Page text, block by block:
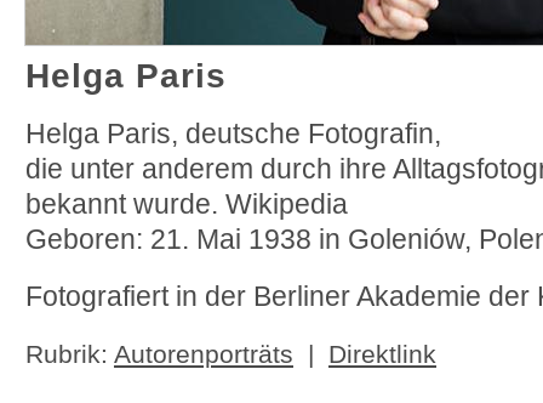
Helga Paris
Helga Paris, deutsche Fotografin,
die unter anderem durch ihre
bekannt wurde. Wikipedia
Geboren: 21. Mai 1938 in Goleniów,
Fotografiert in der Berliner Akademie der
Rubrik: Autorenporträts | Direktlink